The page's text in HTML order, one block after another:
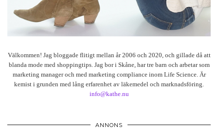
Välkommen! Jag bloggade flitigt mellan år 2006 och 2020, och gillade då att
blanda mode med shoppingtips. Jag bor i Skåne, har tre barn och arbetar som
marketing manager och med marketing compliance inom Life Science. Är
kemist i grunden med lång erfarenhet av läkemedel och marknadsföring.
info@kathe.nu
ANNONS